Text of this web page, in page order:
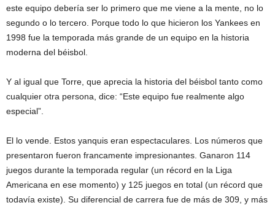
este equipo debería ser lo primero que me viene a la mente, no lo
segundo o lo tercero. Porque todo lo que hicieron los Yankees en
1998 fue la temporada más grande de un equipo en la historia
moderna del béisbol.
Y al igual que Torre, que aprecia la historia del béisbol tanto como
cualquier otra persona, dice: “Este equipo fue realmente algo
especial”.
El lo vende. Estos yanquis eran espectaculares. Los números que
presentaron fueron francamente impresionantes. Ganaron 114
juegos durante la temporada regular (un récord en la Liga
Americana en ese momento) y 125 juegos en total (un récord que
todavía existe). Su diferencial de carrera fue de más de 309, y más